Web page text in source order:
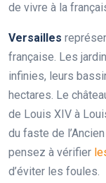
de vivre à la
Versailles
française. Les
infinies, leurs
hectares. Le
de Louis XIV à
du faste de
pensez à vérifier
d’éviter les foules.